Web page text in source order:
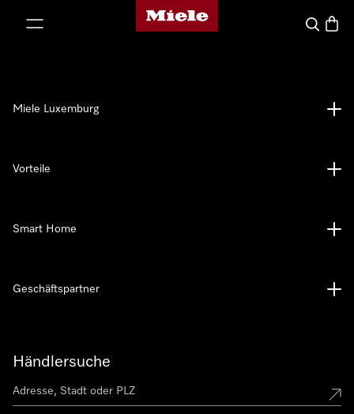
Miele-Homepage
Suche
Händlersuche
Miele Luxemburg
Vorteile
Smart Home
Geschäftspartner